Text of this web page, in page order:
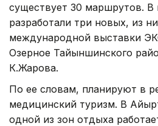
существует 30 маршрутов.
разработали три новых, из
международной выставки
Озерное Тайыншинского
К.Жарова.
По ее словам, планируют в
медицинский туризм. В
одной из зон отдыха